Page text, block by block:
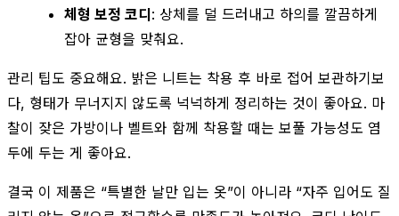
체형 보정 코디: 상체를 덜 드러내고 하의를 깔끔하게
잡아 균형을 맞춰요.
관리 팁도 중요해요. 밝은 니트는 착용 후 바로 접어 보관하기보
다, 형태가 무너지지 않도록 넉넉하게 정리하는 것이 좋아요. 마
찰이 잦은 가방이나 벨트와 함께 착용할 때는 보풀 가능성도 염
두에 두는 게 좋아요.
결국 이 제품은 “특별한 날만 입는 옷”이 아니라 “자주 입어도 질